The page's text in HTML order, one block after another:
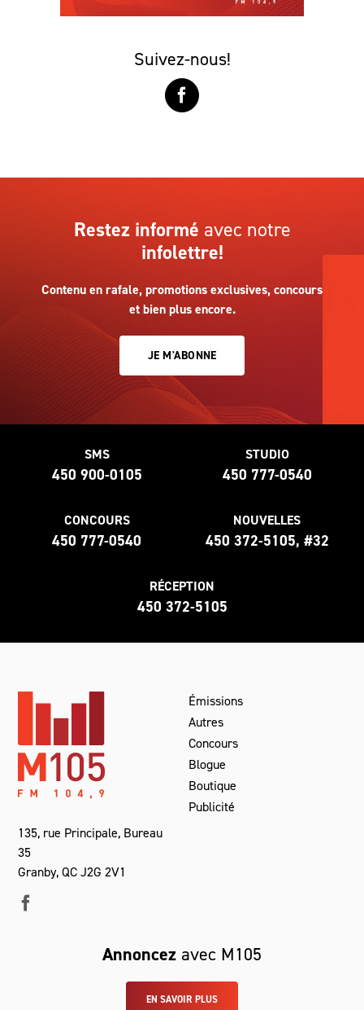
Suivez-nous!
Restez informé avec notre
infolettre!
Contenu en rafale, promotions exclusives, concours
et bien plus encore.
JE M'ABONNE
SMS
450 900-0105
STUDIO
450 777-0540
CONCOURS
450 777-0540
NOUVELLES
450 372-5105, #32
RÉCEPTION
450 372-5105
135, rue Principale, Bureau
35
Granby, QC J2G 2V1
Émissions
Autres
Concours
Blogue
Boutique
Publicité
Annoncez avec M105
EN SAVOIR PLUS